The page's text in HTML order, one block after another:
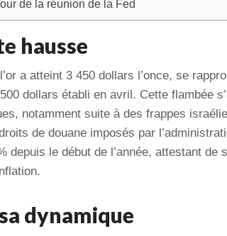
de la réunion de la Fed
hausse
a atteint 3 450 dollars l’once, se
dollars établi en avril. Cette flambée
notamment suite à des frappes
de douane imposés par
depuis le début de l’année, attestant de
dynamique